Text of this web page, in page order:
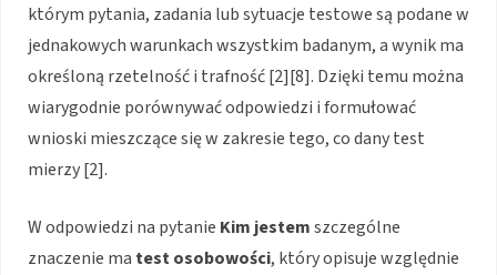
którym pytania, zadania lub sytuacje testowe są podane w
jednakowych warunkach wszystkim badanym, a wynik ma
określoną rzetelność i trafność [2][8]. Dzięki temu można
wiarygodnie porównywać odpowiedzi i formułować
wnioski mieszczące się w zakresie tego, co dany test
mierzy [2].
W odpowiedzi na pytanie Kim jestemszczególne
znaczenie ma test osobowości, który opisuje względnie